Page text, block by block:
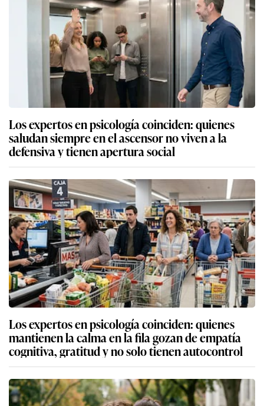
Los expertos en psicología coinciden: quienes
saludan siempre en el ascensor no viven a la
defensiva y tienen apertura social
Los expertos en psicología coinciden: quienes
mantienen la calma en la fila gozan de empatía
cognitiva, gratitud y no solo tienen autocontrol